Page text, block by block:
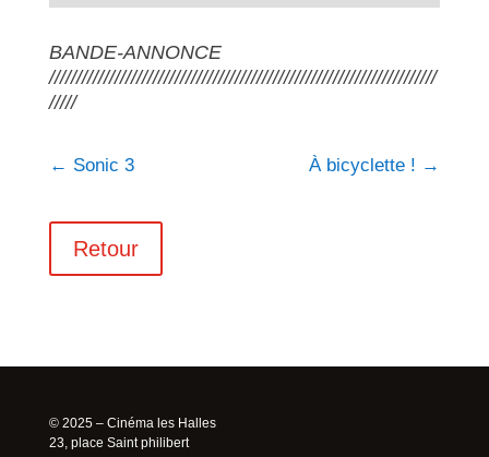
BANDE-ANNONCE
///////////////////////////////////////////////////////////////////////
/////
← Sonic 3 À bicyclette ! →
Retour
© 2025 – Cinéma les Halles
23, place Saint philibert